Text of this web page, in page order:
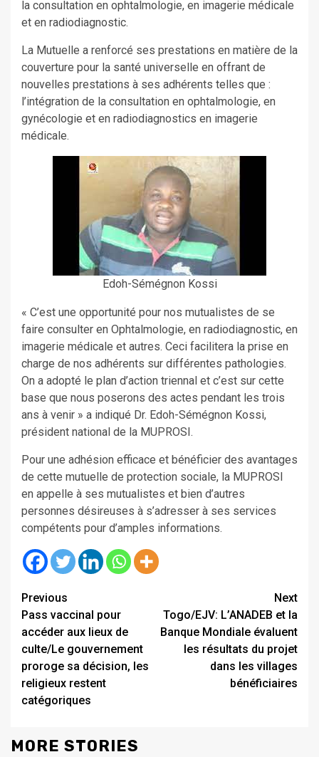
la consultation en ophtalmologie, en imagerie médicale
et en radiodiagnostic.
La Mutuelle a renforcé ses prestations en matière de la
couverture pour la santé universelle en offrant de
nouvelles prestations à ses adhérents telles que :
l’intégration de la consultation en ophtalmologie, en
gynécologie et en radiodiagnostics en imagerie
médicale.
Edoh-Sémégnon Kossi
« C’est une opportunité pour nos mutualistes de se
faire consulter en Ophtalmologie, en radiodiagnostic, en
imagerie médicale et autres. Ceci facilitera la prise en
charge de nos adhérents sur différentes pathologies.
On a adopté le plan d’action triennal et c’est sur cette
base que nous poserons des actes pendant les trois
ans à venir » a indiqué Dr. Edoh-Sémégnon Kossi,
président national de la MUPROSI.
Pour une adhésion efficace et bénéficier des avantages
de cette mutuelle de protection sociale, la MUPROSI
en appelle à ses mutualistes et bien d’autres
personnes désireuses à s’adresser à ses services
compétents pour d’amples informations.
Continue
Reading
Previous
Pass vaccinal pour
accéder aux lieux de
culte/Le gouvernement
proroge sa décision, les
religieux restent
catégoriques
Next
Togo/EJV: L’ANADEB et la
Banque Mondiale évaluent
les résultats du projet
dans les villages
bénéficiaires
MORE STORIES